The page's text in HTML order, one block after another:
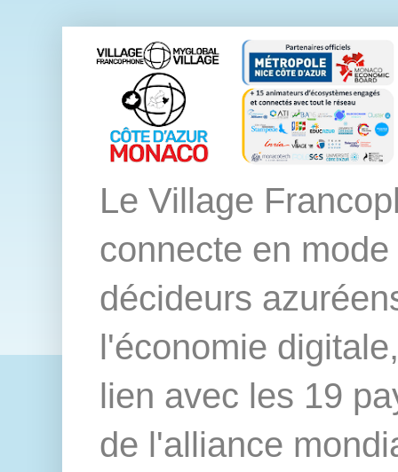
Le Village
connecte en
décideurs
l'économie
lien avec les 19
de l'alliance